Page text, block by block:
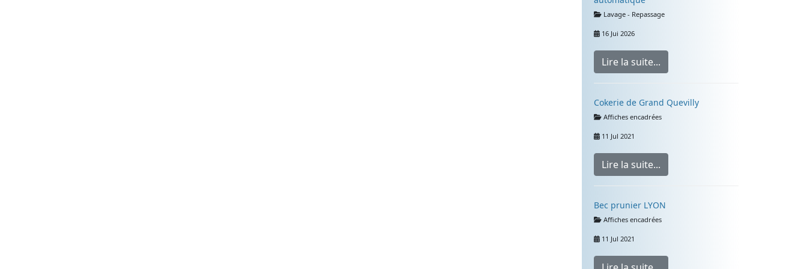
Détails
Lavage - Repassage
16 Jui 2026
Lire la suite...
Cokerie de Grand Quevilly
Détails
Affiches encadrées
11 Jul 2021
Lire la suite...
Bec prunier LYON
Détails
Affiches encadrées
11 Jul 2021